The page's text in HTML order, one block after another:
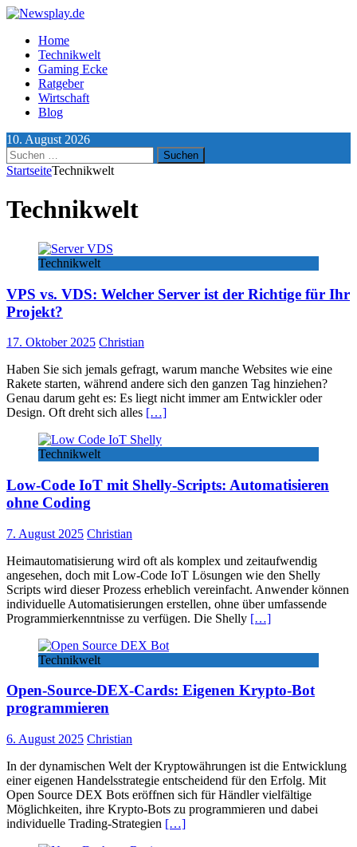
Home
Technikwelt
Gaming Ecke
Ratgeber
Wirtschaft
Blog
10. August 2026
Suchen
nach:
StartseiteTechnikwelt
Technikwelt
Technikwelt
VPS vs. VDS: Welcher Server ist der Richtige für Ihr
Projekt?
17. Oktober 2025 Christian
Haben Sie sich jemals gefragt, warum manche Websites wie eine
Rakete starten, während andere sich den ganzen Tag hinziehen?
Genau darum geht es: Es liegt nicht immer am Entwickler oder
Design. Oft dreht sich alles […]
Technikwelt
Low-Code IoT mit Shelly-Scripts: Automatisieren
ohne Coding
7. August 2025 Christian
Heimautomatisierung wird oft als komplex und zeitaufwendig
angesehen, doch mit Low-Code IoT Lösungen wie den Shelly
Scripts wird dieser Prozess erheblich vereinfacht. Anwender können
individuelle Automatisierungen erstellen, ohne über umfassende
Programmierkenntnisse zu verfügen. Die Shelly […]
Technikwelt
Open-Source-DEX-Cards: Eigenen Krypto-Bot
programmieren
6. August 2025 Christian
In der dynamischen Welt der Kryptowährungen ist die Entwicklung
einer eigenen Handelsstrategie entscheidend für den Erfolg. Mit
Open Source DEX Bots eröffnen sich für Händler vielfältige
Möglichkeiten, ihre Krypto-Bots zu programmieren und dabei
individuelle Trading-Strategien […]